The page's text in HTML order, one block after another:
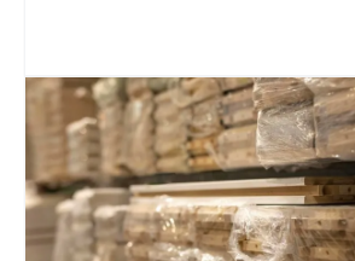
materiałem wykorzystywanym w różnych
fundamentów po elementy
normami stanowi gwarancję nie tylko
funkcjonalności, ale także bezpieczeństwa
praktyce, producent kantówki, który
powinien mieć w pełni wdrożony system
obejmuje zarówno kontrolę surowców, jak
produktów, co minimalizuje ryzyko
materiałów.